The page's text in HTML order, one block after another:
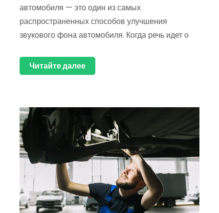
автомобиля — это один из самых
распространенных способов улучшения
звукового фона автомобиля. Когда речь идет о
Читайте далее